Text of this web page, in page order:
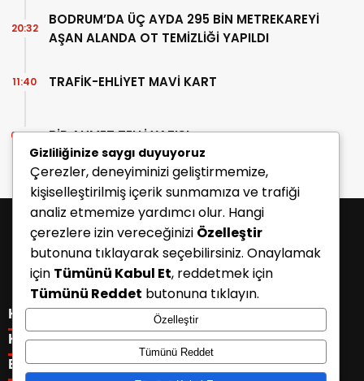
BODRUM’DA ÜÇ AYDA 295 BİN METREKAREYİ
AŞAN ALANDA OT TEMİZLİĞİ YAPILDI
20:32
TRAFİK-EHLİYET MAVİ KART
11:40
BİR AHMET TELLİ YAZISI
07:30
KATEGORİLER
Menü seçimi yapın. WP-ADMIN → Görünüm → Menüler
sayfasından menü eşleştirmesi yapınız.
KISAYOLLAR
Menü seçimi yapın. WP-ADMIN → Görünüm → Menüler
E-BÜLTEN
Gizliliğinize saygı duyuyoruz
Çerezler, deneyiminizi geliştirmemize,
kişiselleştirilmiş içerik sunmamıza ve trafiği
analiz etmemize yardımcı olur. Hangi
çerezlere izin vereceğinizi Özelleştir
butonuna tıklayarak seçebilirsiniz. Onaylamak
için Tümünü Kabul Et, reddetmek için
Tümünü Reddet butonuna tıklayın.
Özelleştir
Tümünü Reddet